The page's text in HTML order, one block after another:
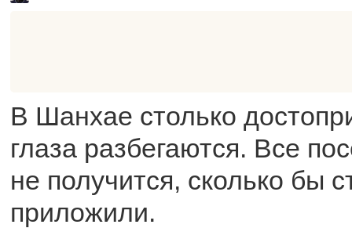
В Шанхае столько
глаза разбегаются. Все
не получится, сколько бы
приложили.